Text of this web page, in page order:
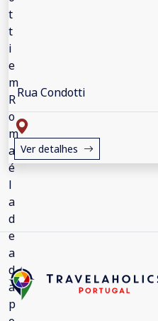
Rua Condotti
Ver detalhes